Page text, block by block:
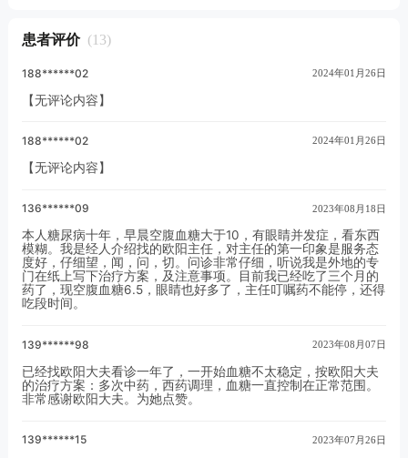
患者评价 (13)
188******02 2024年01月26日
【无评论内容】
188******02 2024年01月26日
【无评论内容】
136******09 2023年08月18日
本人糖尿病十年，早晨空腹血糖大于10，有眼睛并发症，看东西
模糊。我是经人介绍找的欧阳主任，对主任的第一印象是服务态
度好，仔细望，闻，问，切。问诊非常仔细，听说我是外地的专
门在纸上写下治疗方案，及注意事项。目前我已经吃了三个月的
药了，现空腹血糖6.5，眼睛也好多了，主任叮嘱药不能停，还得
吃段时间。
139******98 2023年08月07日
已经找欧阳大夫看诊一年了，一开始血糖不太稳定，按欧阳大夫
的治疗方案：多次中药，西药调理，血糖一直控制在正常范围。
非常感谢欧阳大夫。为她点赞。
139******15 2023年07月26日